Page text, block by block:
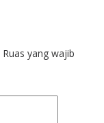
Ruas yang wajib